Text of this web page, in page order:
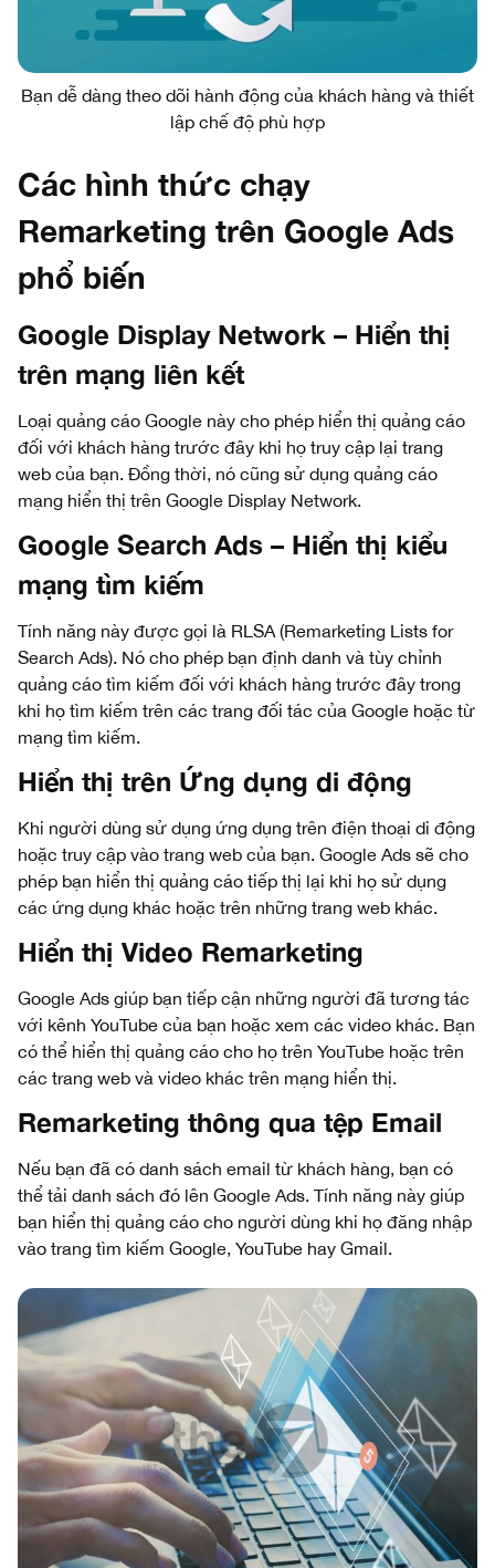
Bạn dễ dàng theo dõi hành động của khách hàng và thiết
lập chế độ phù hợp
Các hình thức chạy
Remarketing trên Google Ads
phổ biến
Google Display Network – Hiển thị
trên mạng liên kết
Loại quảng cáo Google này cho phép hiển thị quảng cáo
đối với khách hàng trước đây khi họ truy cập lại trang
web của bạn. Đồng thời, nó cũng sử dụng quảng cáo
mạng hiển thị trên Google Display Network.
Google Search Ads – Hiển thị kiểu
mạng tìm kiếm
Tính năng này được gọi là RLSA (Remarketing Lists for
Search Ads). Nó cho phép bạn định danh và tùy chỉnh
quảng cáo tìm kiếm đối với khách hàng trước đây trong
khi họ tìm kiếm trên các trang đối tác của Google hoặc từ
mạng tìm kiếm.
Hiển thị trên Ứng dụng di động
Khi người dùng sử dụng ứng dụng trên điện thoại di động
hoặc truy cập vào trang web của bạn. Google Ads sẽ cho
phép bạn hiển thị quảng cáo tiếp thị lại khi họ sử dụng
các ứng dụng khác hoặc trên những trang web khác.
Hiển thị Video Remarketing
Google Ads giúp bạn tiếp cận những người đã tương tác
với kênh YouTube của bạn hoặc xem các video khác. Bạn
có thể hiển thị quảng cáo cho họ trên YouTube hoặc trên
các trang web và video khác trên mạng hiển thị.
Remarketing thông qua tệp Email
Nếu bạn đã có danh sách email từ khách hàng, bạn có
thể tải danh sách đó lên Google Ads. Tính năng này giúp
bạn hiển thị quảng cáo cho người dùng khi họ đăng nhập
vào trang tìm kiếm Google, YouTube hay Gmail.